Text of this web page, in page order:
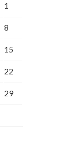
1
8
15
22
29